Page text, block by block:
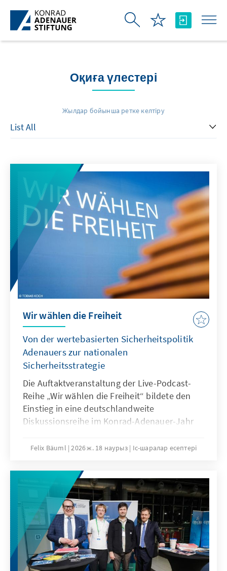
Skip to Main Content
Оқиға үлестері
Жылдар бойынша ретке келтіру
Wir wählen die Freiheit
Von der wertebasierten Sicherheitspolitik
Adenauers zur nationalen
Sicherheitsstrategie
Die Auftaktveranstaltung der Live-Podcast-
Reihe „Wir wählen die Freiheit“ bildete den
Einstieg in eine deutschlandweite
Diskussionsreihe im Konrad-Adenauer-Jahr
Konrad Adenauer wurde seine
eingeordnet und ihre Relevanz für
gegenwärtige Debatten über Freiheit und
politische Verantwortung herausgearbeitet.
Felix Bäuml 2026 ж. 18 наурыз Іс-шаралар есептері